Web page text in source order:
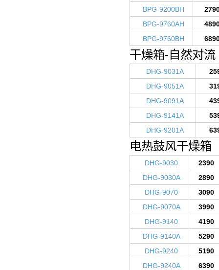
BPG-9200BH
BPG-9760AH
BPG-9760BH
干燥箱-自然对流
DHG-9031A
DHG-9051A
DHG-9091A
DHG-9141A
DHG-9201A
电热鼓风干燥箱
DHG-9030
2390
DHG-9030A
2890
DHG-9070
3090
DHG-9070A
3990
DHG-9140
4190
DHG-9140A
5290
DHG-9240
5190
DHG-9240A
6390